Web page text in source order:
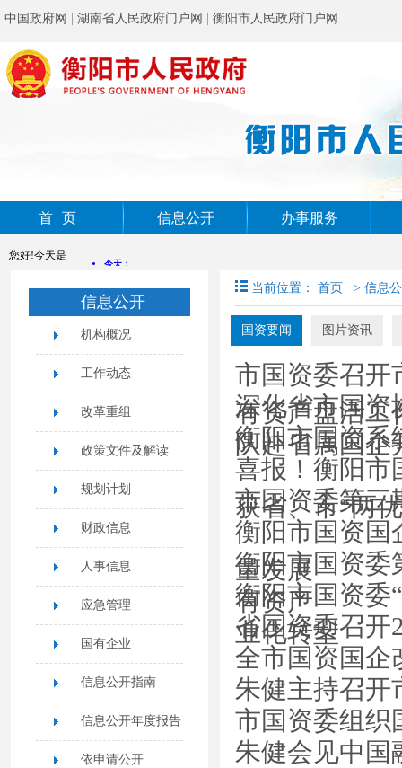
中国政府网 湖南省人民政府门户网 衡阳市人民政府门户网
首页 信息公开 办事服务
您好!今天是
信息公开
机构概况
工作动态
改革重组
政策文件及解读
规划计划
财政信息
人事信息
应急管理
国有企业
信息公开指南
信息公开年度报告
依申请公开
当前位置： 首页 > 信息
国资要闻 图片资讯
市国资委召开
有资产盘活工
深化省市国
队赴省属国企
衡阳市国资系
喜报！衡阳市
获省、市“两
市国资委第三
衡阳市国资国
量发展
衡阳市国资委
有资产
衡阳市国资委
业化转型
省国资委召开
全市国资国企
朱健主持召开
市国资委组织
朱健会见中国